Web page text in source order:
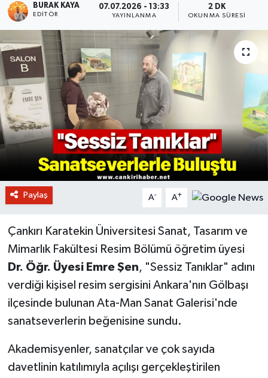
BURAK KAYA
EDITÖR
07.07.2026 - 13:33
YAYINLANMA
2 DK
OKUNMA SÜRESI
Paylaş A- A+
Çankırı Karatekin Üniversitesi Sanat, Tasarım ve
Mimarlık Fakültesi Resim Bölümü öğretim üyesi
Dr. Öğr. Üyesi Emre Şen, "Sessiz Tanıklar" adını
verdiği kişisel resim sergisini Ankara'nın Gölbaşı
ilçesinde bulunan Ata-Man Sanat Galerisi'nde
sanatseverlerin beğenisine sundu.
Akademisyenler, sanatçılar ve çok sayıda
davetlinin katılımıyla açılışı gerçekleştirilen